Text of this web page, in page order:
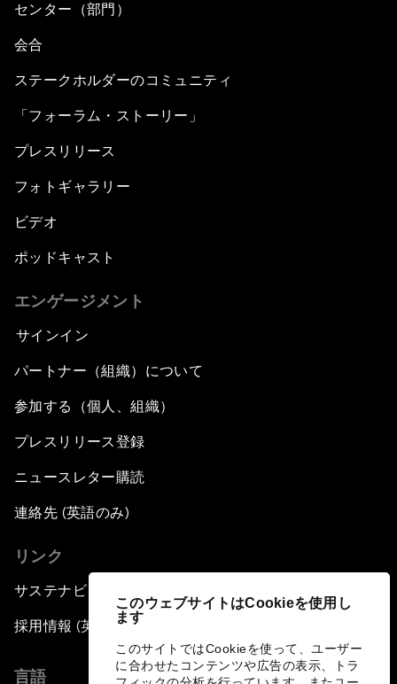
このウェブサイトはCookieを使用し
ます
このサイトではCookieを使って、ユーザー
に合わせたコンテンツや広告の表示、トラ
センター（部門）
会合
ステークホルダーのコミュニティ
「フォーラム・ストーリー」
プレスリリース
フォトギャラリー
ビデオ
ポッドキャスト
エンゲージメント
サインイン
パートナー（組織）について
参加する（個人、組織）
プレスリリース登録
ニュースレター購読
連絡先 (英語のみ)
リンク
サステナビリティへの取り組み
採用情報 (英語のみ)
言語